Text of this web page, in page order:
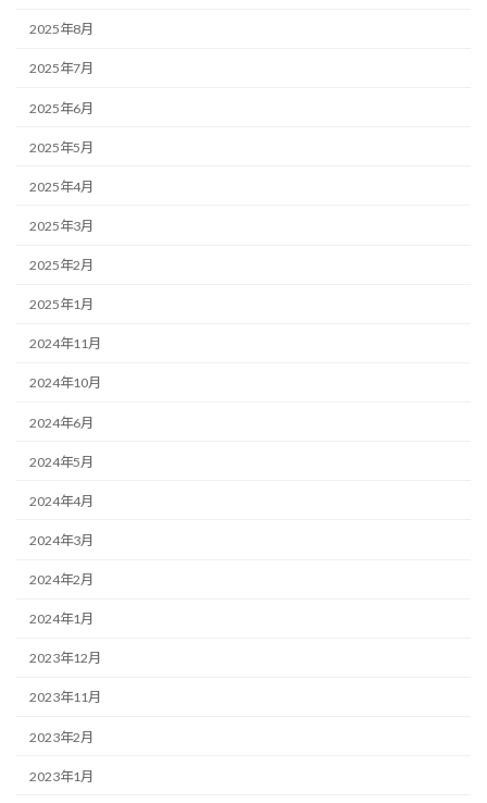
2025年8月
2025年7月
2025年6月
2025年5月
2025年4月
2025年3月
2025年2月
2025年1月
2024年11月
2024年10月
2024年6月
2024年5月
2024年4月
2024年3月
2024年2月
2024年1月
2023年12月
2023年11月
2023年2月
2023年1月